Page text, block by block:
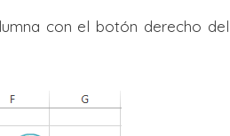
con el botón derecho del